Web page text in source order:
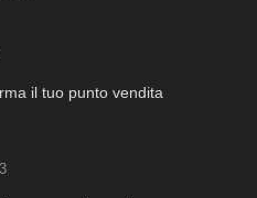
il tuo punto vendita